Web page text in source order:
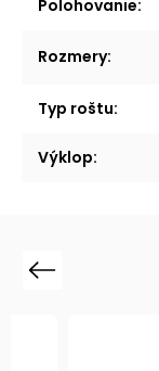
Polohovanie:
Rozmery:
Typ roštu:
Výklop:
Previous